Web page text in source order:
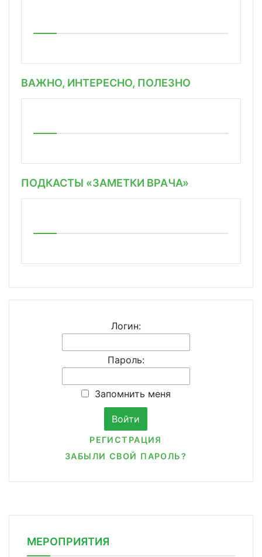
ВАЖНО, ИНТЕРЕСНО, ПОЛЕЗНО
ПОДКАСТЫ «ЗАМЕТКИ ВРАЧА»
Логин:
Пароль:
Запомнить меня
РЕГИСТРАЦИЯ
ЗАБЫЛИ СВОЙ ПАРОЛЬ?
МЕРОПРИЯТИЯ